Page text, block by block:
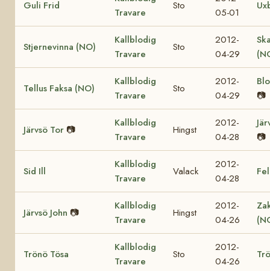
Guli Frid
Travare
Sto
05-01
Stjernevinna (NO)
Kallblodig
Travare
Sto
2012-
04-29
Tellus Faksa (NO)
Kallblodig
Travare
Sto
2012-
04-29
📷
Järvsö Tor 📷
Kallblodig
Travare
Hingst
2012-
04-28
📷
Sid Ill
Kallblodig
Travare
Valack
2012-
04-28
Järvsö John 📷
Kallblodig
Travare
Hingst
2012-
04-26
Trönö Tösa
Kallblodig
Travare
Sto
2012-
04-26